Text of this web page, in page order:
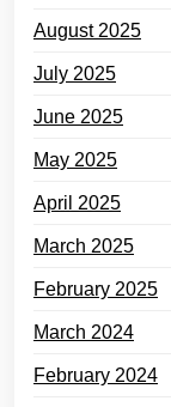
August 2025
July 2025
June 2025
May 2025
April 2025
March 2025
February 2025
March 2024
February 2024